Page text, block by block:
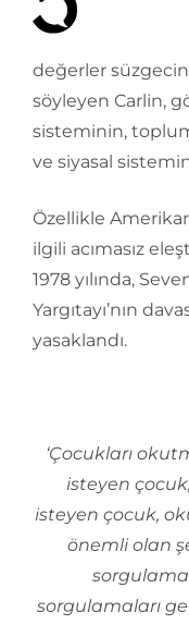
değerler
söyleyen Carlin,
sisteminin,
ve siyasal
Özellikle
ilgili acımasız
1978 yılında,
Yargıtayı’nın
yasaklandı.
‘Çocukları
isteyen
isteyen çocuk,
önemli olan
sorgulamaları